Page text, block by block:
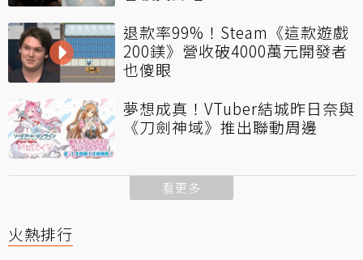
退款率99%！Steam《這款遊戲
200鎂》營收破4000萬元開發者
也傻眼
夢想成真！VTuber結城昨日奈與
《刀劍神域》推出聯動周邊
看更多
火熱排行